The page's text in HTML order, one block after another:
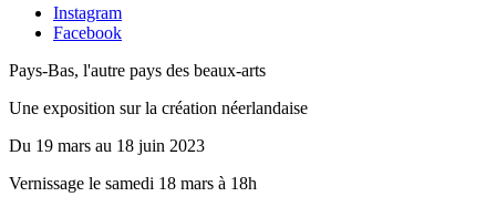
Instagram
Facebook
Pays-Bas, l'autre pays des beaux-arts
Une exposition sur la création néerlandaise
Du 19 mars au 18 juin 2023
Vernissage le samedi 18 mars à 18h